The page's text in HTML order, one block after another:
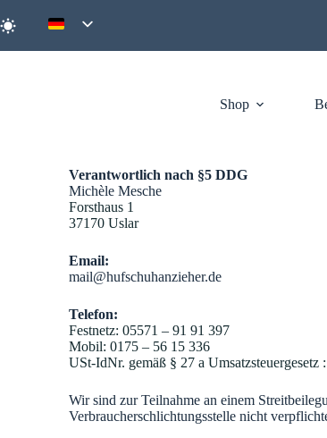
Shop
Verantwortlich nach §5 DDG
Michèle Mesche
Forsthaus 1
37170 Uslar
Email:
mail@hufschuhanzieher.de
Telefon:
Festnetz: 05571 – 91 91 397
Mobil: 0175 – 56 15 336
USt-IdNr. gemäß § 27 a Umsatzsteuergesetz
Wir sind zur Teilnahme an einem
Verbraucherschlichtungsstelle nicht